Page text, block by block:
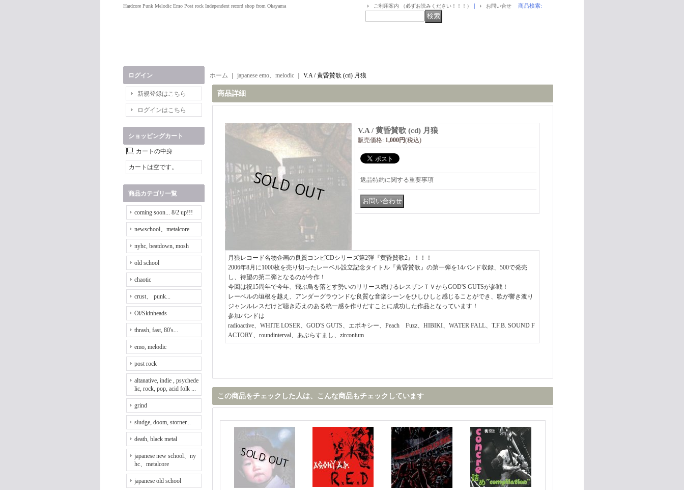
Hardcore Punk Melodic Emo Post rock Independent record shop from Okayama ご利用案内 （必ずお読みください！！！） ｜ お問い合せ 商品検索:
ログイン
新規登録はこちら
ログインはこちら
ショッピングカート
カートの中身
カートは空です。
商品カテゴリ一覧
coming soon... 8/2 up!!!
newschool、metalcore
nyhc, beatdown, mosh
old school
chaotic
crust、 punk...
Oi/Skinheads
thrash, fast, 80's...
emo, melodic
post rock
altanative, indie , psychede
lic, rock, pop, acid folk ...
grind
sludge, doom, storner...
death, black metal
japanese new school、ny
hc、metalcore
japanese old school
ホーム japanese emo、melodic V.A / 黄昏賛歌 (cd) 月狼
商品詳細
V.A / 黄昏賛歌 (cd) 月狼
販売価格: 1,000円(税込)
返品特約に関する重要事項
月狼レコード名物企画の良質コンピCDシリーズ第2弾『黄昏賛歌2』！！！
2006年8月に1000枚を売り切ったレーベル設立記念タイトル『黄昏賛歌』の第一弾を14バンド収録、500で発売
し、待望の第二弾となるのが今作！
今回は祝15周年で今年、飛ぶ鳥を落とす勢いのリリース続けるレスザンＴＶからGOD'S GUTSが参戦！
レーベルの垣根を越え、アンダーグラウンドな良質な音楽シーンをひしひしと感じることができ、歌が響き渡り
ジャンルレスだけど聴き応えのある統一感を作りだすことに成功した作品となっています！
参加バンドは
radioactive、WHITE LOSER、GOD'S GUTS、エポキシー、Peach Fuzz、HIBIKI、WATER FALL、T.F.B. SOUND F
ACTORY、roundinterval、あぶらすまし、zirconium
この商品をチェックした人は、こんな商品もチェックしています